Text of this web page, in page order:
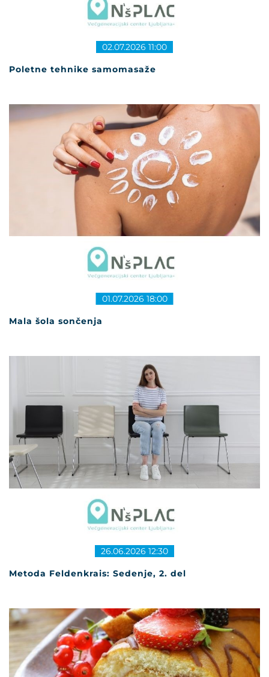
Poletne tehnike samomasaže
02.07.2026 11:00
Mala šola sončenja
01.07.2026 18:00
Metoda Feldenkrais: Sedenje, 2. del
26.06.2026 12:30